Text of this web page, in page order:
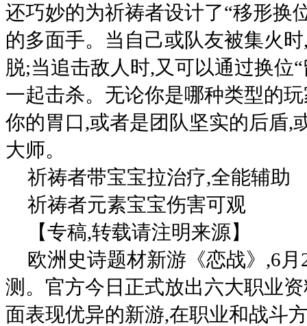
还巧妙的为祈祷者设计了“移形换
的多面手。当自己或队友被集火
脱;当追击敌人时,又可以通过换位
一起击杀。无论你是哪种类型的
你的胃口,或者是团队坚实的后盾,
大师。
祈祷者带宝宝拉治疗,全能辅助
祈祷者元素宝宝伤害可观
【专稿,转载请注明来源】
欧洲史诗题材新游《恋战》,6
测。官方今日正式放出六大职业
面表现优异的新游,在职业和战斗